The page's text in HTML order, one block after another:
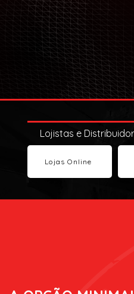
Lojistas e
Lojas Online